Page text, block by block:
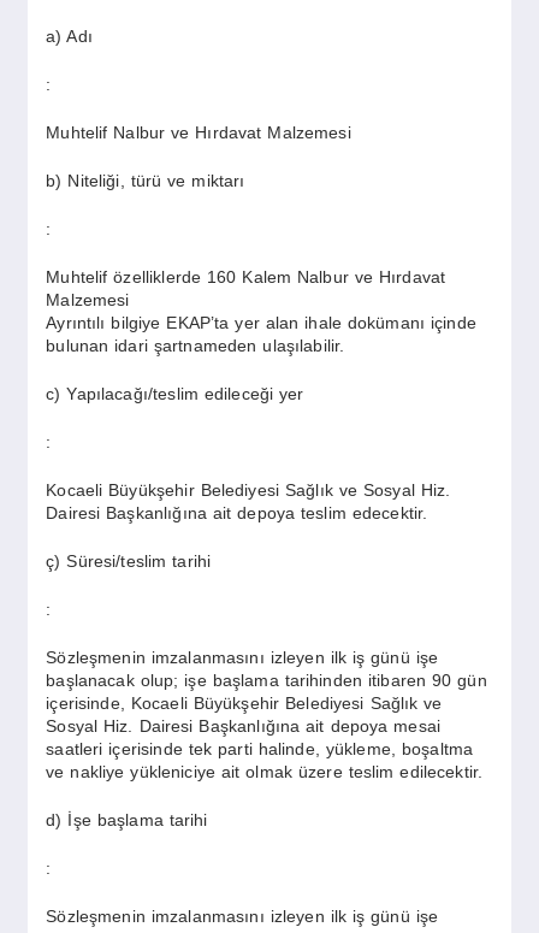
a) Adı
:
Muhtelif Nalbur ve Hırdavat Malzemesi
b) Niteliği, türü ve miktarı
:
Muhtelif özelliklerde 160 Kalem Nalbur ve Hırdavat
Malzemesi
Ayrıntılı bilgiye EKAP’ta yer alan ihale dokümanı içinde
bulunan idari şartnameden ulaşılabilir.
c) Yapılacağı/teslim edileceği yer
:
Kocaeli Büyükşehir Belediyesi Sağlık ve Sosyal Hiz.
Dairesi Başkanlığına ait depoya teslim edecektir.
ç) Süresi/teslim tarihi
:
Sözleşmenin imzalanmasını izleyen ilk iş günü işe
başlanacak olup; işe başlama tarihinden itibaren 90 gün
içerisinde, Kocaeli Büyükşehir Belediyesi Sağlık ve
Sosyal Hiz. Dairesi Başkanlığına ait depoya mesai
saatleri içerisinde tek parti halinde, yükleme, boşaltma
ve nakliye yükleniciye ait olmak üzere teslim edilecektir.
d) İşe başlama tarihi
:
Sözleşmenin imzalanmasını izleyen ilk iş günü işe